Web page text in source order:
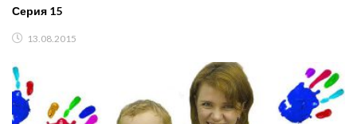
Серия 15
13.08.2015